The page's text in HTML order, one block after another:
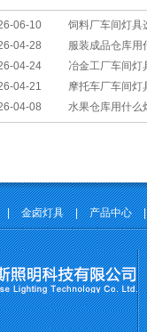
06-10
饲料厂车间灯具
04-28
服装成品仓库用
04-24
冶金工厂车间灯具选型指南：
04-21
摩托车厂车间灯具怎么选？
04-08
水果仓库用什么
| 金卤灯具 | 产品中心 |